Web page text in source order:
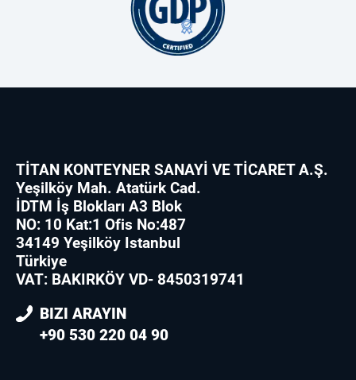
TİTAN KONTEYNER SANAYİ VE TİCARET A.Ş.
Yeşilköy Mah. Atatürk Cad.
İDTM İş Blokları A3 Blok
NO: 10 Kat:1 Ofis No:487
34149 Yeşilköy Istanbul
Türkiye
VAT: BAKIRKÖY VD- 8450319741
BIZI ARAYIN
+90 530 220 04 90